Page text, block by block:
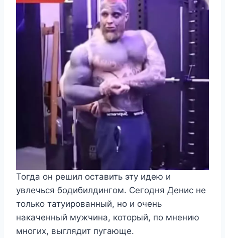
Тогда он решил оставить эту идею и
увлечься бодибилдингом. Сегодня Денис не
только татуированный, но и очень
накаченный мужчина, который, по мнению
многих, выглядит пугающе.